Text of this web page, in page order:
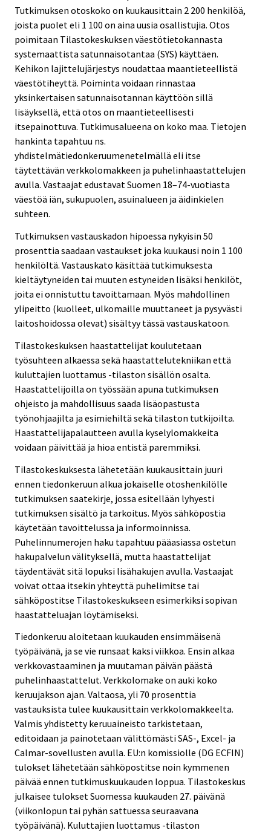
Tutkimuksen otoskoko on kuukausittain 2 200 henkilöä,
joista puolet eli 1 100 on aina uusia osallistujia. Otos
poimitaan Tilastokeskuksen väestötietokannasta
systemaattista satunnaisotantaa (SYS) käyttäen.
Kehikon lajittelujärjestys noudattaa maantieteellistä
väestötiheyttä. Poiminta voidaan rinnastaa
yksinkertaisen satunnaisotannan käyttöön sillä
lisäyksellä, että otos on maantieteellisesti
itsepainottuva. Tutkimusalueena on koko maa. Tietojen
hankinta tapahtuu ns.
yhdistelmätiedonkeruumenetelmällä eli itse
täytettävän verkkolomakkeen ja puhelinhaastattelujen
avulla. Vastaajat edustavat Suomen 18–74-vuotiasta
väestöä iän, sukupuolen, asuinalueen ja äidinkielen
suhteen.
Tutkimuksen vastauskadon hipoessa nykyisin 50
prosenttia saadaan vastaukset joka kuukausi noin 1 100
henkilöltä. Vastauskato käsittää tutkimuksesta
kieltäytyneiden tai muuten estyneiden lisäksi henkilöt,
joita ei onnistuttu tavoittamaan. Myös mahdollinen
ylipeitto (kuolleet, ulkomaille muuttaneet ja pysyvästi
laitoshoidossa olevat) sisältyy tässä vastauskatoon.
Tilastokeskuksen haastattelijat koulutetaan
työsuhteen alkaessa sekä haastattelutekniikan että
kuluttajien luottamus -tilaston sisällön osalta.
Haastattelijoilla on työssään apuna tutkimuksen
ohjeisto ja mahdollisuus saada lisäopastusta
työnohjaajilta ja esimiehiltä sekä tilaston tutkijoilta.
Haastattelijapalautteen avulla kyselylomakkeita
voidaan päivittää ja hioa entistä paremmiksi.
Tilastokeskuksesta lähetetään kuukausittain juuri
ennen tiedonkeruun alkua jokaiselle otoshenkilölle
tutkimuksen saatekirje, jossa esitellään lyhyesti
tutkimuksen sisältö ja tarkoitus. Myös sähköpostia
käytetään tavoittelussa ja informoinnissa.
Puhelinnumerojen haku tapahtuu pääasiassa ostetun
hakupalvelun välityksellä, mutta haastattelijat
täydentävät sitä lopuksi lisähakujen avulla. Vastaajat
voivat ottaa itsekin yhteyttä puhelimitse tai
sähköpostitse Tilastokeskukseen esimerkiksi sopivan
haastatteluajan löytämiseksi.
Tiedonkeruu aloitetaan kuukauden ensimmäisenä
työpäivänä, ja se vie runsaat kaksi viikkoa. Ensin alkaa
verkkovastaaminen ja muutaman päivän päästä
puhelinhaastattelut. Verkkolomake on auki koko
keruujakson ajan. Valtaosa, yli 70 prosenttia
vastauksista tulee kuukausittain verkkolomakkeelta.
Valmis yhdistetty keruuaineisto tarkistetaan,
editoidaan ja painotetaan välittömästi SAS-, Excel- ja
Calmar-sovellusten avulla. EU:n komissiolle (DG ECFIN)
tulokset lähetetään sähköpostitse noin kymmenen
päivää ennen tutkimuskuukauden loppua. Tilastokeskus
julkaisee tulokset Suomessa kuukauden 27. päivänä
(viikonlopun tai pyhän sattuessa seuraavana
työpäivänä). Kuluttajien luottamus -tilaston